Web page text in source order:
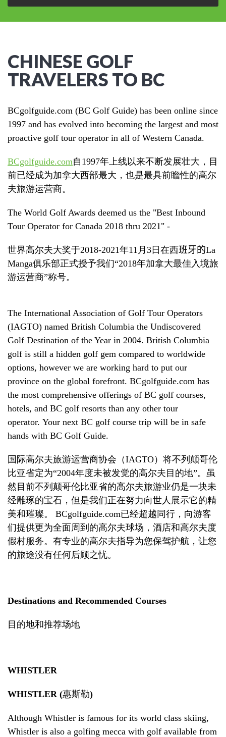
CHINESE GOLF
TRAVELERS TO BC
BCgolfguide.com (BC Golf Guide) has been online since
1997 and has evolved into becoming the largest and most
proactive golf tour operator in all of Western Canada.
BCgolfguide.com自 1997年上线以来不断发展壮大，目
前已经成为加拿大西部最大，也是最具前瞻性的高尔
夫旅游运营商。
The World Golf Awards deemed us the "Best Inbound
Tour Operator for Canada 2018 thru 2021" -
世界高尔夫大奖于2018-2021年11 月 3日在西班牙的La
Manga俱乐部正式授予我们“2018年加拿大最佳入境旅
游运营商”称号。
The International Association of Golf Tour Operators
(IAGTO) named British Columbia the Undiscovered
Golf Destination of the Year in 2004. British Columbia
golf is still a hidden golf gem compared to worldwide
options, however we are working hard to put our
province on the global forefront. BCgolfguide.com has
the most comprehensive offerings of BC golf courses,
hotels, and BC golf resorts than any other tour
operator. Your next BC golf course trip will be in safe
hands with BC Golf Guide.
国际高尔夫旅游运营商协会（IAGTO）将不列颠哥伦
比亚省定为“2004年度未被发觉的高尔夫目的地”。虽
然目前不列颠哥伦比亚省的高尔夫旅游业仍是一块未
经雕琢的宝石，但是我们正在努力向世人展示它的精
美和璀璨。
BCgolfguide.com已经超越同行，向游客
们提供更为全面周到的高尔夫球场，酒店和高尔夫度
假村服务。 有专业的高尔夫指导为您保驾护航，让您
的旅途没有任何后顾之忧。
Destinations and Recommended Courses
目的地和推荐场地
WHISTLER
WHISTLER (惠斯勒)
Although Whistler is famous for its world class skiing,
Whistler is also a golfing mecca with golf available from